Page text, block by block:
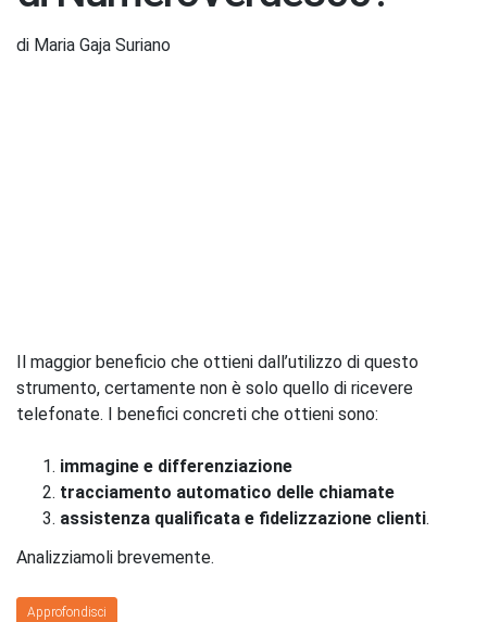
di Maria Gaja Suriano
Il maggior beneficio che ottieni dall’utilizzo di questo
strumento, certamente non è solo quello di ricevere
telefonate. I benefici concreti che ottieni sono:
immagine e differenziazione
tracciamento automatico delle chiamate
assistenza qualificata e fidelizzazione clienti.
Analizziamoli brevemente.
Approfondisci